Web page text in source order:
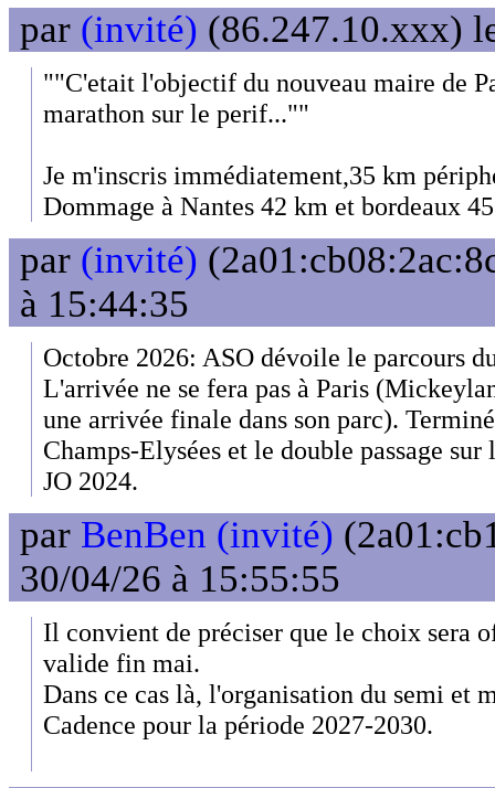
par (invité) (86.247.10.xxx)
""C'etait l'objectif du nouveau maire de
marathon sur le perif...""
Je m'inscris immédiatement,35 km
Dommage à Nantes 42 km et bordeaux
par (invité)
à 15:44:35
Octobre 2026: ASO dévoile le parcours
L'arrivée ne se fera pas à Paris
une arrivée finale dans son parc).
Champs-Elysées et le double passage
JO 2024.
par BenBen (invité)
30/04/26 à 15:55:55
Il convient de préciser que le choix sera
valide fin mai.
Dans ce cas là, l'organisation du semi et
Cadence pour la période 2027-2030.